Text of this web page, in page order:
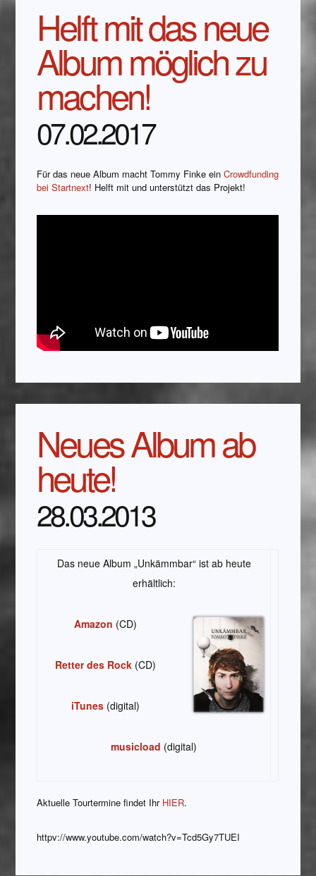
Helft mit das neue
Album möglich zu
machen!
07.02.2017
Für das neue Album macht Tommy Finke einCrowdfunding
bei Startnext! Helft mit und unterstützt das Projekt!
Neues Album ab
heute!
28.03.2013
Das neue Album „Unkämmbar“ ist ab heute
erhältlich:
Amazon (CD)
Retter des Rock(CD)
iTunes(digital)
musicload (digital)
Aktuelle Tourtermine findet IhrHIER.
httpv://www.youtube.com/watch?v=Tcd5Gy7TUEI